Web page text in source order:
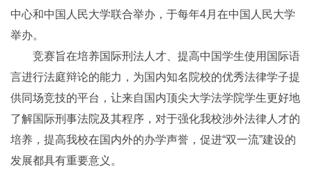
中心和中国人民大学联合举办，于每年4月在中国人民大学
举办。
竞赛旨在培养国际刑法人才、提高中国学生使用国际语
言进行法庭辩论的能力，为国内知名院校的优秀法律学子提
供同场竞技的平台，让来自国内顶尖大学法学院学生更好地
了解国际刑事法院及其程序，对于强化我校涉外法律人才的
培养，提高我校在国内外的办学声誉，促进“双一流”建设的
发展都具有重要意义。